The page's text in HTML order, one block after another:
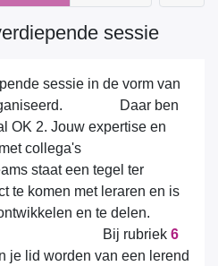
sessie
sessie in de vorm van
Daar ben jij
2. Jouw expertise en
collega's Vlaanderenbreed.
ter beschikking om in
en is er kans om
en te delen.
6 Lerende
van een lerend netwerk